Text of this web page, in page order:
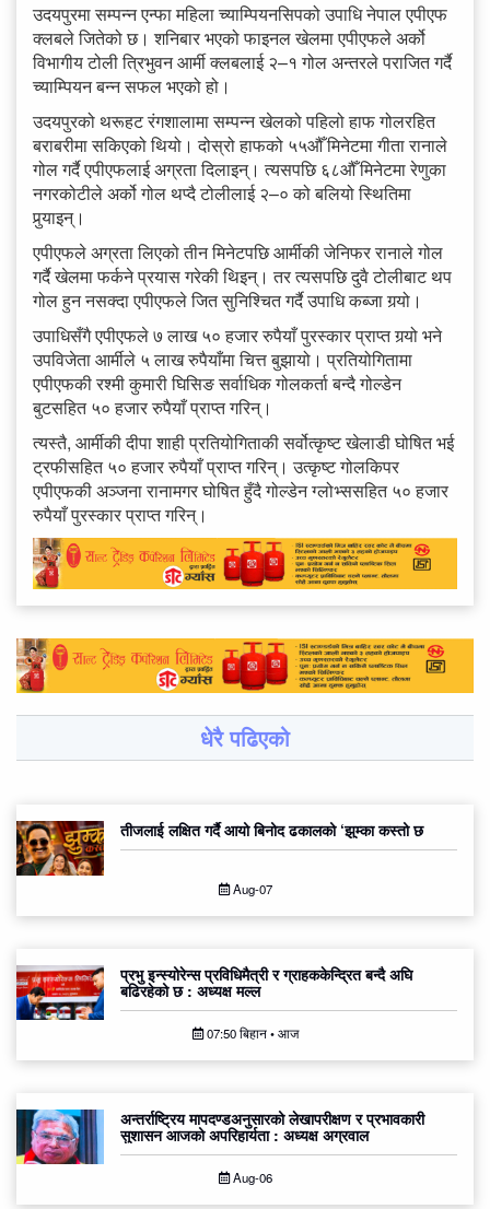
उदयपुरमा सम्पन्न एन्फा महिला च्याम्पियनसिपको उपाधि नेपाल एपीएफ
क्लबले जितेको छ। शनिबार भएको फाइनल खेलमा एपीएफले अर्को
विभागीय टोली त्रिभुवन आर्मी क्लबलाई २–१ गोल अन्तरले पराजित गर्दै
च्याम्पियन बन्न सफल भएको हो।
उदयपुरको थरूहट रंगशालामा सम्पन्न खेलको पहिलो हाफ गोलरहित
बराबरीमा सकिएको थियो। दोस्रो हाफको ५५औँ मिनेटमा गीता रानाले
गोल गर्दै एपीएफलाई अग्रता दिलाइन्। त्यसपछि ६८औँ मिनेटमा रेणुका
नगरकोटीले अर्को गोल थप्दै टोलीलाई २–० को बलियो स्थितिमा
पुर्‍याइन्।
एपीएफले अग्रता लिएको तीन मिनेटपछि आर्मीकी जेनिफर रानाले गोल
गर्दै खेलमा फर्कने प्रयास गरेकी थिइन्। तर त्यसपछि दुवै टोलीबाट थप
गोल हुन नसक्दा एपीएफले जित सुनिश्चित गर्दै उपाधि कब्जा गर्‍यो।
उपाधिसँगै एपीएफले ७ लाख ५० हजार रुपैयाँ पुरस्कार प्राप्त गर्‍यो भने
उपविजेता आर्मीले ५ लाख रुपैयाँमा चित्त बुझायो। प्रतियोगितामा
एपीएफकी रश्मी कुमारी घिसिङ सर्वाधिक गोलकर्ता बन्दै गोल्डेन
बुटसहित ५० हजार रुपैयाँ प्राप्त गरिन्।
त्यस्तै, आर्मीकी दीपा शाही प्रतियोगिताकी सर्वोत्कृष्ट खेलाडी घोषित भई
ट्रफीसहित ५० हजार रुपैयाँ प्राप्त गरिन्। उत्कृष्ट गोलकिपर
एपीएफकी अञ्जना रानामगर घोषित हुँदै गोल्डेन ग्लोभ्ससहित ५० हजार
रुपैयाँ पुरस्कार प्राप्त गरिन्।
धेरै पढिएको
तीजलाई लक्षित गर्दै आयो बिनोद ढकालको ‘झुम्का कस्तो छ
Aug-07
प्रभु इन्स्योरेन्स प्रविधिमैत्री र ग्राहककेन्द्रित बन्दै अघि
बढिरहेको छ : अध्यक्ष मल्ल
07:50 बिहान • आज
अन्तर्राष्ट्रिय मापदण्डअनुसारको लेखापरीक्षण र प्रभावकारी
सुशासन आजको अपरिहार्यता : अध्यक्ष अग्रवाल
Aug-06